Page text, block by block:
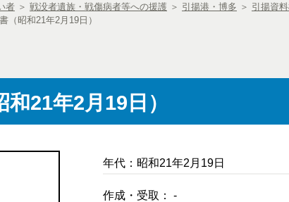
者 ＞ 戦没者遺族・戦傷病者等への援護 ＞ 引揚港・博多 ＞ 引揚資
（昭和21年2月19日）
21年2月19日）
年代：昭和21年2月19日
作成・受取： -